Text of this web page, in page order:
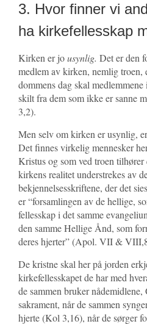
3. Hvor finner vi
ha kirkefellesskap
Kirken er jousynlig. Det er den
medlem av kirken, nemlig
dommens dag skal
skilt fra dem som ikke er sanne
3,2).
Men selv om kirken er usynlig,
Det finnes virkelig mennesker
Kristus og som ved troen
kirkens realitet understrekes av
bekjennelsesskriftene, der det
er “forsamlingen av de hellige,
fellesskap i det samme
den samme Hellige Ånd, som
deres hjerter” (Apol. VII &
De kristne skal her på jorden
kirkefellesskapet de har med
de sammen bruker
sakrament, når de sammen
hjerte (Kol 3,16), når de sørger